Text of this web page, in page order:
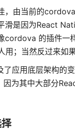
，由当前的
滑是因为React
cordova 的插件
；当然反过来如
了应用底层架构
为其中大部分